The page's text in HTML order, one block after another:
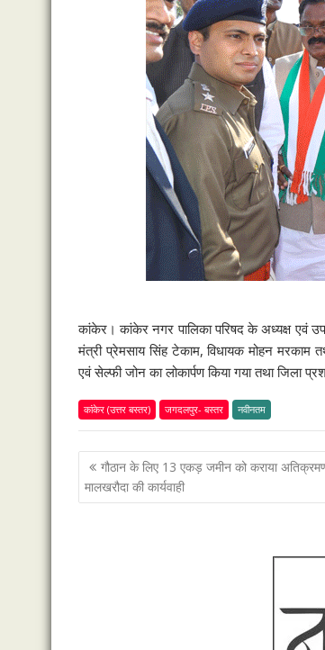
कांकेर। कांकेर नगर पालिका परिषद के अध्यक्ष एवं
मंत्री प्रेमसाय सिंह टेकाम, विधायक मोहन मरकाम
एवं सेल्फी जोन का लोकार्पण किया गया तथा जिला
कांकेर (उत्तर बस्तर) जगदलपुर- बस्तर नवीनतम
पोस्ट
नेविगेशन
गौठान के लिए 13 एकड़ जमीन को कराया
मालखरौदा की कार्यवाही